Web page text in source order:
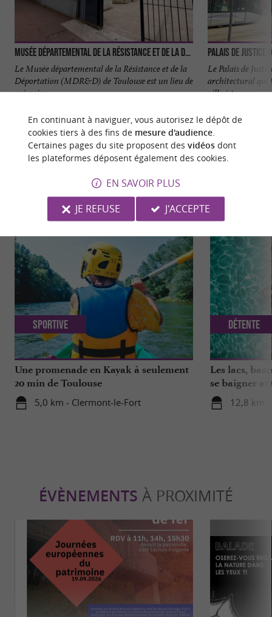
Musée Départemental de la Résistance et de la Déportation
Le Musée départemental de la Résistance et de la
Déportation (MDR&D) de Toulouse est un lieu de
mémoire ...
11,7 km - Toulouse
Palais de justice
Le Palais de
architectural qui
ville à travers ...
11,8 km -
NOUS AVONS TESTÉPOUR VOUS
Une promenade en Kayak à seulement
20 min de Toulouse
5,0 km - Clermont-le-Fort
Sportive
Les lacs,
se baigner
12,8 km
Détente
ÉVÈNEMENTS À PROXIMITÉ
En continuant à naviguer, vous autorisez le dépôt de
cookies tiers à des fins de mesure d'audience.
Certaines pages du site proposent des vidéosdont
les plateformes déposent également des cookies.
EN SAVOIR PLUS
JE REFUSE
J'ACCEPTE